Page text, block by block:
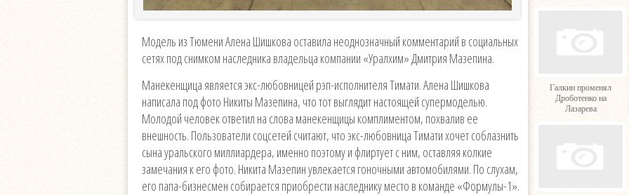
Модель из Тюмени Алена Шишкова оставила неоднозначный комментарий в социальных
сетях под снимком наследника владельца компании «Уралхим» Дмитрия Мазепина.
Манекенщица является экс-любовницей рэп-исполнителя Тимати. Алена Шишкова
написала под фото Никиты Мазепина, что тот выглядит настоящей супермоделью.
Молодой человек ответил на слова манекенщицы комплиментом, похвалив ее
внешность. Пользователи соцсетей считают, что экс-любовница Тимати хочет соблазнить
сына уральского миллиардера, именно поэтому и флиртует с ним, оставляя колкие
замечания к его фото. Никита Мазепин увлекается гоночными автомобилями. По слухам,
его папа-бизнесмен собирается приобрести наследнику место в команде «Формулы-1».
Галкин променял
Дроботенко на
Лазарева